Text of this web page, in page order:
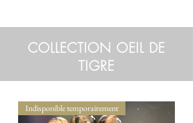
COLLECTION OEIL DE
TIGRE
Indisponible temporairement